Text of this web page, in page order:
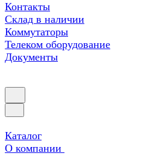
Контакты
Склад в наличии
Коммутаторы
Телеком оборудование
Документы
Каталог
О компании